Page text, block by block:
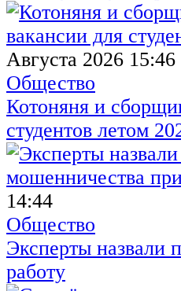
Августа 2026 15:46
Общество
Котоняня и
студентов летом
14:44
Общество
Эксперты назвали
работу